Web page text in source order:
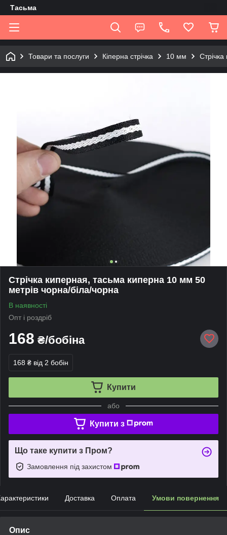
Tасьма
Товари та послуги Кіперна стрічка 10 мм
Стрічка киперная, тасьма киперна 10 мм 50
метрів чорна/біла/чорна
В наявності
Опт і роздріб
168 ₴/бобіна
168 ₴ від 2 бобін
Купити
або
Купити з
Що таке купити з Пром?
Замовлення під захистом
Доставка Оплата Умови повернення
Опис